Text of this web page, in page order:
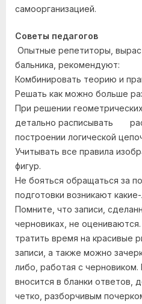
самоорганизацией.
Советы педагогов
Опытные репетиторы,
бальника, рекомендуют:
Комбинировать теорию и
Решать как можно больше
При решении
детально расписывать
построении логической
Учитывать все правила
фигур.
Не бояться обращаться за
подготовки возникают
Помните, что записи,
черновиках, не
тратить время на красивые
записи, а также можно
либо, работая с
вносится в бланки ответов,
четко, разборчивым